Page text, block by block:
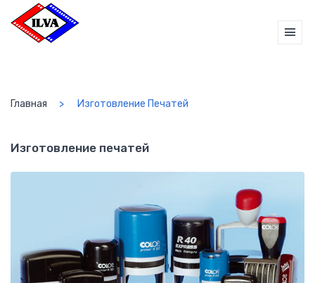
Главная Изготовление Печатей
Изготовление печатей